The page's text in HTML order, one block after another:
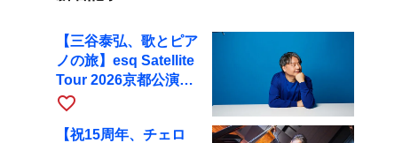
【三谷泰弘、歌とピア
ノの旅】esq Satellite
Tour 2026京都公演を
10月に開催
favorite_border
【祝15周年、チェロ